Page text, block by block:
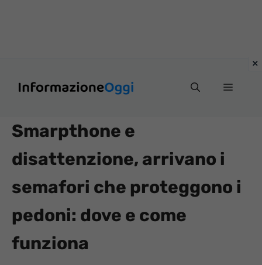
Menu
Smarpthone e
disattenzione, arrivano i
semafori che proteggono i
pedoni: dove e come
funziona